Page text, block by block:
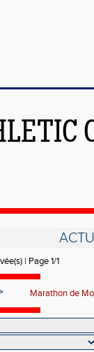
| Page 1/1
Marathon de